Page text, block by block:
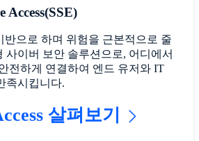
Access(SSE)
반으로 하며 위험을 근본적으로 줄
사이버 보안 솔루션으로, 어디에서
전하게 연결하여 엔드 유저와 IT
족시킵니다.
살펴보기